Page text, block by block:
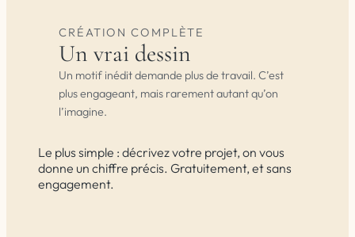
CRÉATION COMPLÈTE
Un vrai dessin
Un motif inédit demande plus de travail. C’est
plus engageant, mais rarement autant qu’on
l’imagine.
Le plus simple : décrivez votre projet, on vous
donne un chiffre précis. Gratuitement, et sans
engagement.